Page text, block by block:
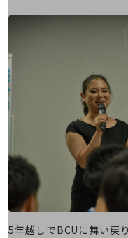
基礎的電気通信役務損益明
新卒採用
経験者採用
障がい者採用
広告・協賛
協賛
5年越しでBCUに舞い戻